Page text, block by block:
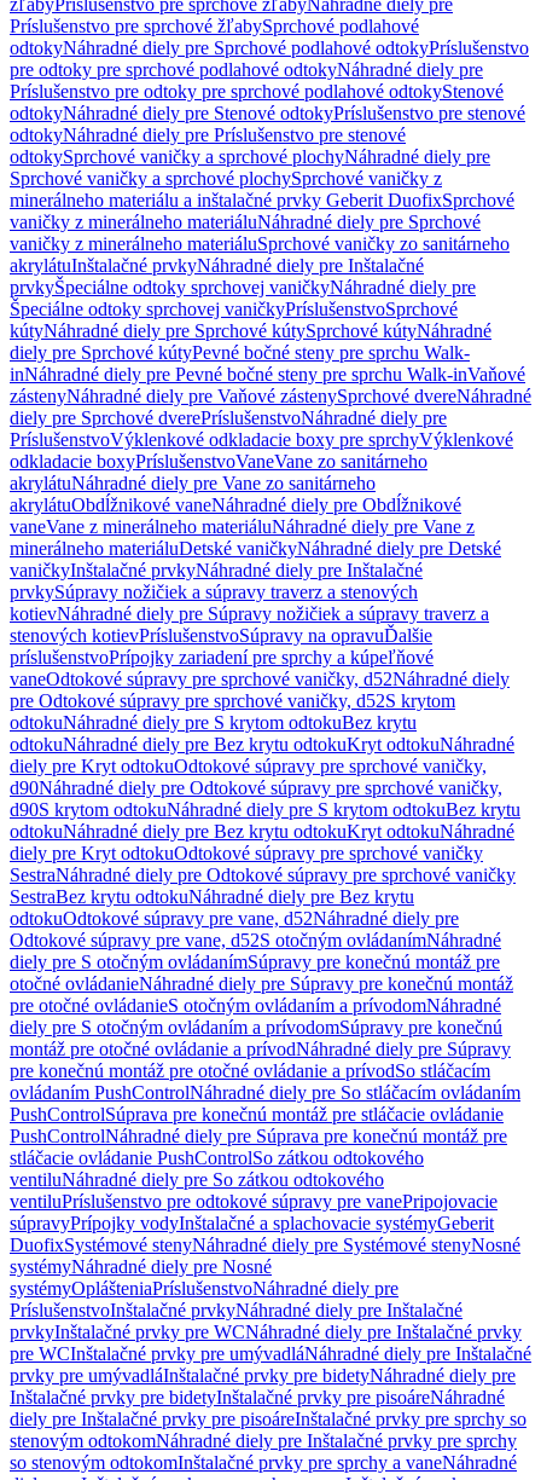
žľabyPríslušenstvo pre sprchové žľabyNáhradné diely pre
Príslušenstvo pre sprchové žľabySprchové podlahové
odtokyNáhradné diely pre Sprchové podlahové odtokyPríslušenstvo
pre odtoky pre sprchové podlahové odtokyNáhradné diely pre
Príslušenstvo pre odtoky pre sprchové podlahové odtokyStenové
odtokyNáhradné diely pre Stenové odtokyPríslušenstvo pre stenové
odtokyNáhradné diely pre Príslušenstvo pre stenové
odtokySprchové vaničky a sprchové plochyNáhradné diely pre
Sprchové vaničky a sprchové plochySprchové vaničky z
minerálneho materiálu a inštalačné prvky Geberit DuofixSprchové
vaničky z minerálneho materiáluNáhradné diely pre Sprchové
vaničky z minerálneho materiáluSprchové vaničky zo sanitárneho
akrylátuInštalačné prvkyNáhradné diely pre Inštalačné
prvkyŠpeciálne odtoky sprchovej vaničkyNáhradné diely pre
Špeciálne odtoky sprchovej vaničkyPríslušenstvoSprchové
kútyNáhradné diely pre Sprchové kútySprchové kútyNáhradné
diely pre Sprchové kútyPevné bočné steny pre sprchu Walk-
inNáhradné diely pre Pevné bočné steny pre sprchu Walk-inVaňové
zástenyNáhradné diely pre Vaňové zástenySprchové dvereNáhradné
diely pre Sprchové dverePríslušenstvoNáhradné diely pre
PríslušenstvoVýklenkové odkladacie boxy pre sprchyVýklenkové
odkladacie boxyPríslušenstvoVaneVane zo sanitárneho
akrylátuNáhradné diely pre Vane zo sanitárneho
akrylátuObdĺžnikové vaneNáhradné diely pre Obdĺžnikové
vaneVane z minerálneho materiáluNáhradné diely pre Vane z
minerálneho materiáluDetské vaničkyNáhradné diely pre Detské
vaničkyInštalačné prvkyNáhradné diely pre Inštalačné
prvkySúpravy nožičiek a súpravy traverz a stenových
kotievNáhradné diely pre Súpravy nožičiek a súpravy traverz a
stenových kotievPríslušenstvoSúpravy na opravuĎalšie
príslušenstvoPrípojky zariadení pre sprchy a kúpeľňové
vaneOdtokové súpravy pre sprchové vaničky, d52Náhradné diely
pre Odtokové súpravy pre sprchové vaničky, d52S krytom
odtokuNáhradné diely pre S krytom odtokuBez krytu
odtokuNáhradné diely pre Bez krytu odtokuKryt odtokuNáhradné
diely pre Kryt odtokuOdtokové súpravy pre sprchové vaničky,
d90Náhradné diely pre Odtokové súpravy pre sprchové vaničky,
d90S krytom odtokuNáhradné diely pre S krytom odtokuBez krytu
odtokuNáhradné diely pre Bez krytu odtokuKryt odtokuNáhradné
diely pre Kryt odtokuOdtokové súpravy pre sprchové vaničky
SestraNáhradné diely pre Odtokové súpravy pre sprchové vaničky
SestraBez krytu odtokuNáhradné diely pre Bez krytu
odtokuOdtokové súpravy pre vane, d52Náhradné diely pre
Odtokové súpravy pre vane, d52S otočným ovládanímNáhradné
diely pre S otočným ovládanímSúpravy pre konečnú montáž pre
otočné ovládanieNáhradné diely pre Súpravy pre konečnú montáž
pre otočné ovládanieS otočným ovládaním a prívodomNáhradné
diely pre S otočným ovládaním a prívodomSúpravy pre konečnú
montáž pre otočné ovládanie a prívodNáhradné diely pre Súpravy
pre konečnú montáž pre otočné ovládanie a prívodSo stláčacím
ovládaním PushControlNáhradné diely pre So stláčacím ovládaním
PushControlSúprava pre konečnú montáž pre stláčacie ovládanie
PushControlNáhradné diely pre Súprava pre konečnú montáž pre
stláčacie ovládanie PushControlSo zátkou odtokového
ventiluNáhradné diely pre So zátkou odtokového
ventiluPríslušenstvo pre odtokové súpravy pre vanePripojovacie
súpravyPrípojky vodyInštalačné a splachovacie systémyGeberit
DuofixSystémové stenyNáhradné diely pre Systémové stenyNosné
systémyNáhradné diely pre Nosné
systémyOplášteniaPríslušenstvoNáhradné diely pre
PríslušenstvoInštalačné prvkyNáhradné diely pre Inštalačné
prvkyInštalačné prvky pre WCNáhradné diely pre Inštalačné prvky
pre WCInštalačné prvky pre umývadláNáhradné diely pre Inštalačné
prvky pre umývadláInštalačné prvky pre bidetyNáhradné diely pre
Inštalačné prvky pre bidetyInštalačné prvky pre pisoáreNáhradné
diely pre Inštalačné prvky pre pisoáreInštalačné prvky pre sprchy so
stenovým odtokomNáhradné diely pre Inštalačné prvky pre sprchy
so stenovým odtokomInštalačné prvky pre sprchy a vaneNáhradné